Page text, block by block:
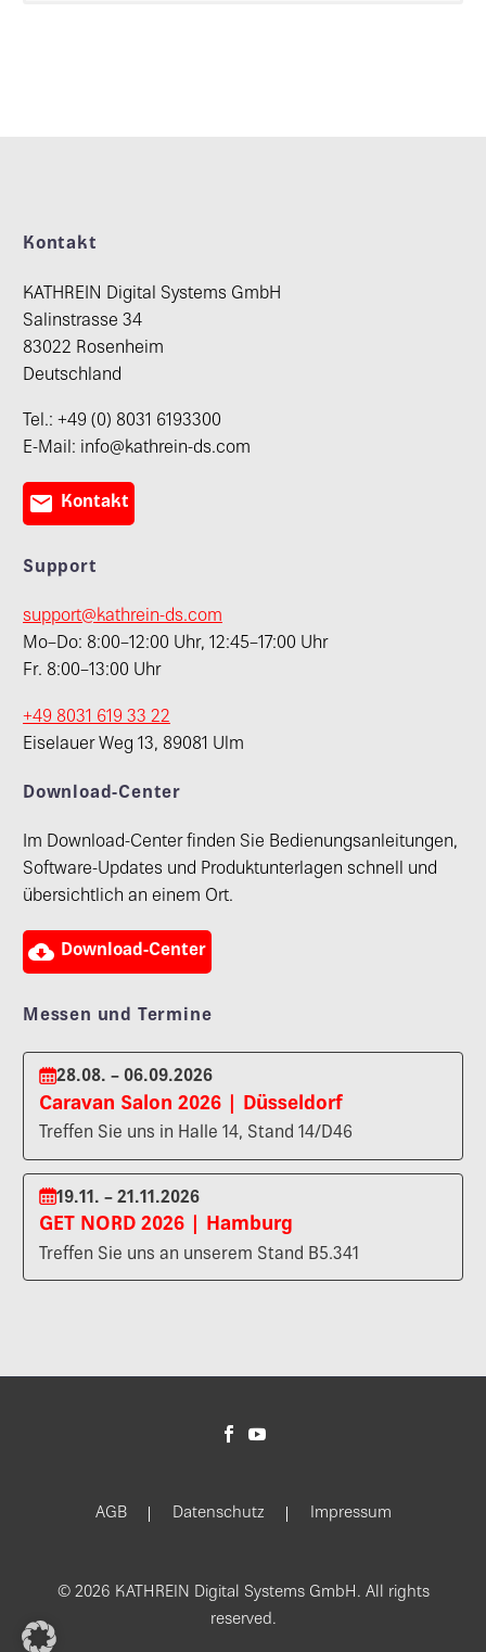
Kontakt
KATHREIN Digital Systems GmbH
Salinstrasse 34
83022 Rosenheim
Deutschland
Tel.: +49 (0) 8031 6193300
E-Mail: info@kathrein-ds.com
 Kontakt
Support
support@kathrein-ds.com
Mo–Do: 8:00–12:00 Uhr, 12:45–17:00 Uhr
Fr. 8:00–13:00 Uhr
+49 8031 619 33 22
Eiselauer Weg 13, 89081 Ulm
Download-Center
Im Download-Center finden Sie Bedienungsanleitungen,
Software-Updates und Produktunterlagen schnell und
übersichtlich an einem Ort.
 Download-Center
Messen und Termine
28.08. – 06.09.2026
Caravan Salon 2026 | Düsseldorf
Treffen Sie uns in Halle 14, Stand 14/D46
19.11. – 21.11.2026
GET NORD 2026 | Hamburg
Treffen Sie uns an unserem Stand B5.341
AGB Datenschutz Impressum
© 2026 KATHREIN Digital Systems GmbH. All rights
reserved.